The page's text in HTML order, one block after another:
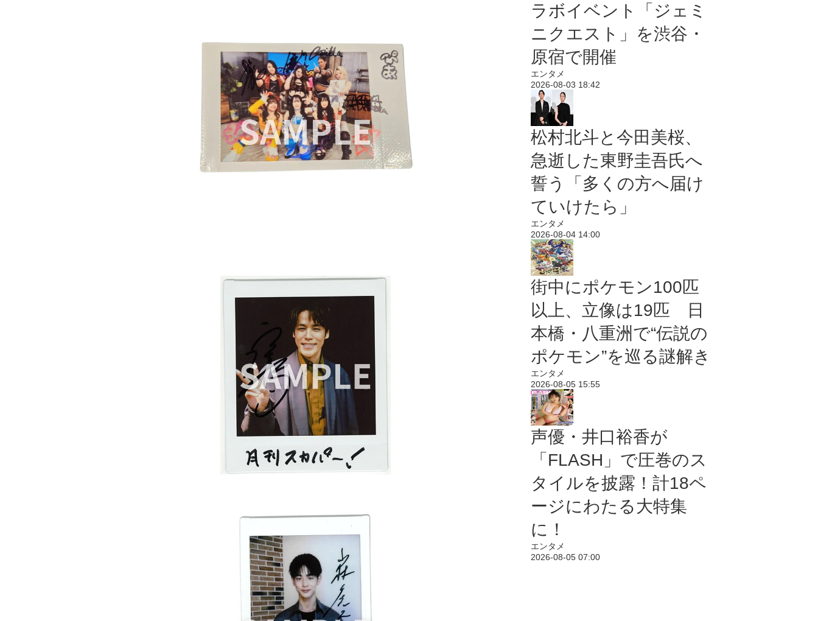
ラボイベント「ジェミ
ニクエスト」を渋谷・
原宿で開催
エンタメ
2026-08-03 18:42
松村北斗と今田美桜、
急逝した東野圭吾氏へ
誓う「多くの方へ届け
ていけたら」
エンタメ
2026-08-04 14:00
街中にポケモン100匹
以上、立像は19匹 日
本橋・八重洲で“伝説の
ポケモン”を巡る謎解き
エンタメ
2026-08-05 15:55
声優・井口裕香が
「FLASH」で圧巻のス
タイルを披露！計18ペ
ージにわたる大特集
に！
エンタメ
2026-08-05 07:00